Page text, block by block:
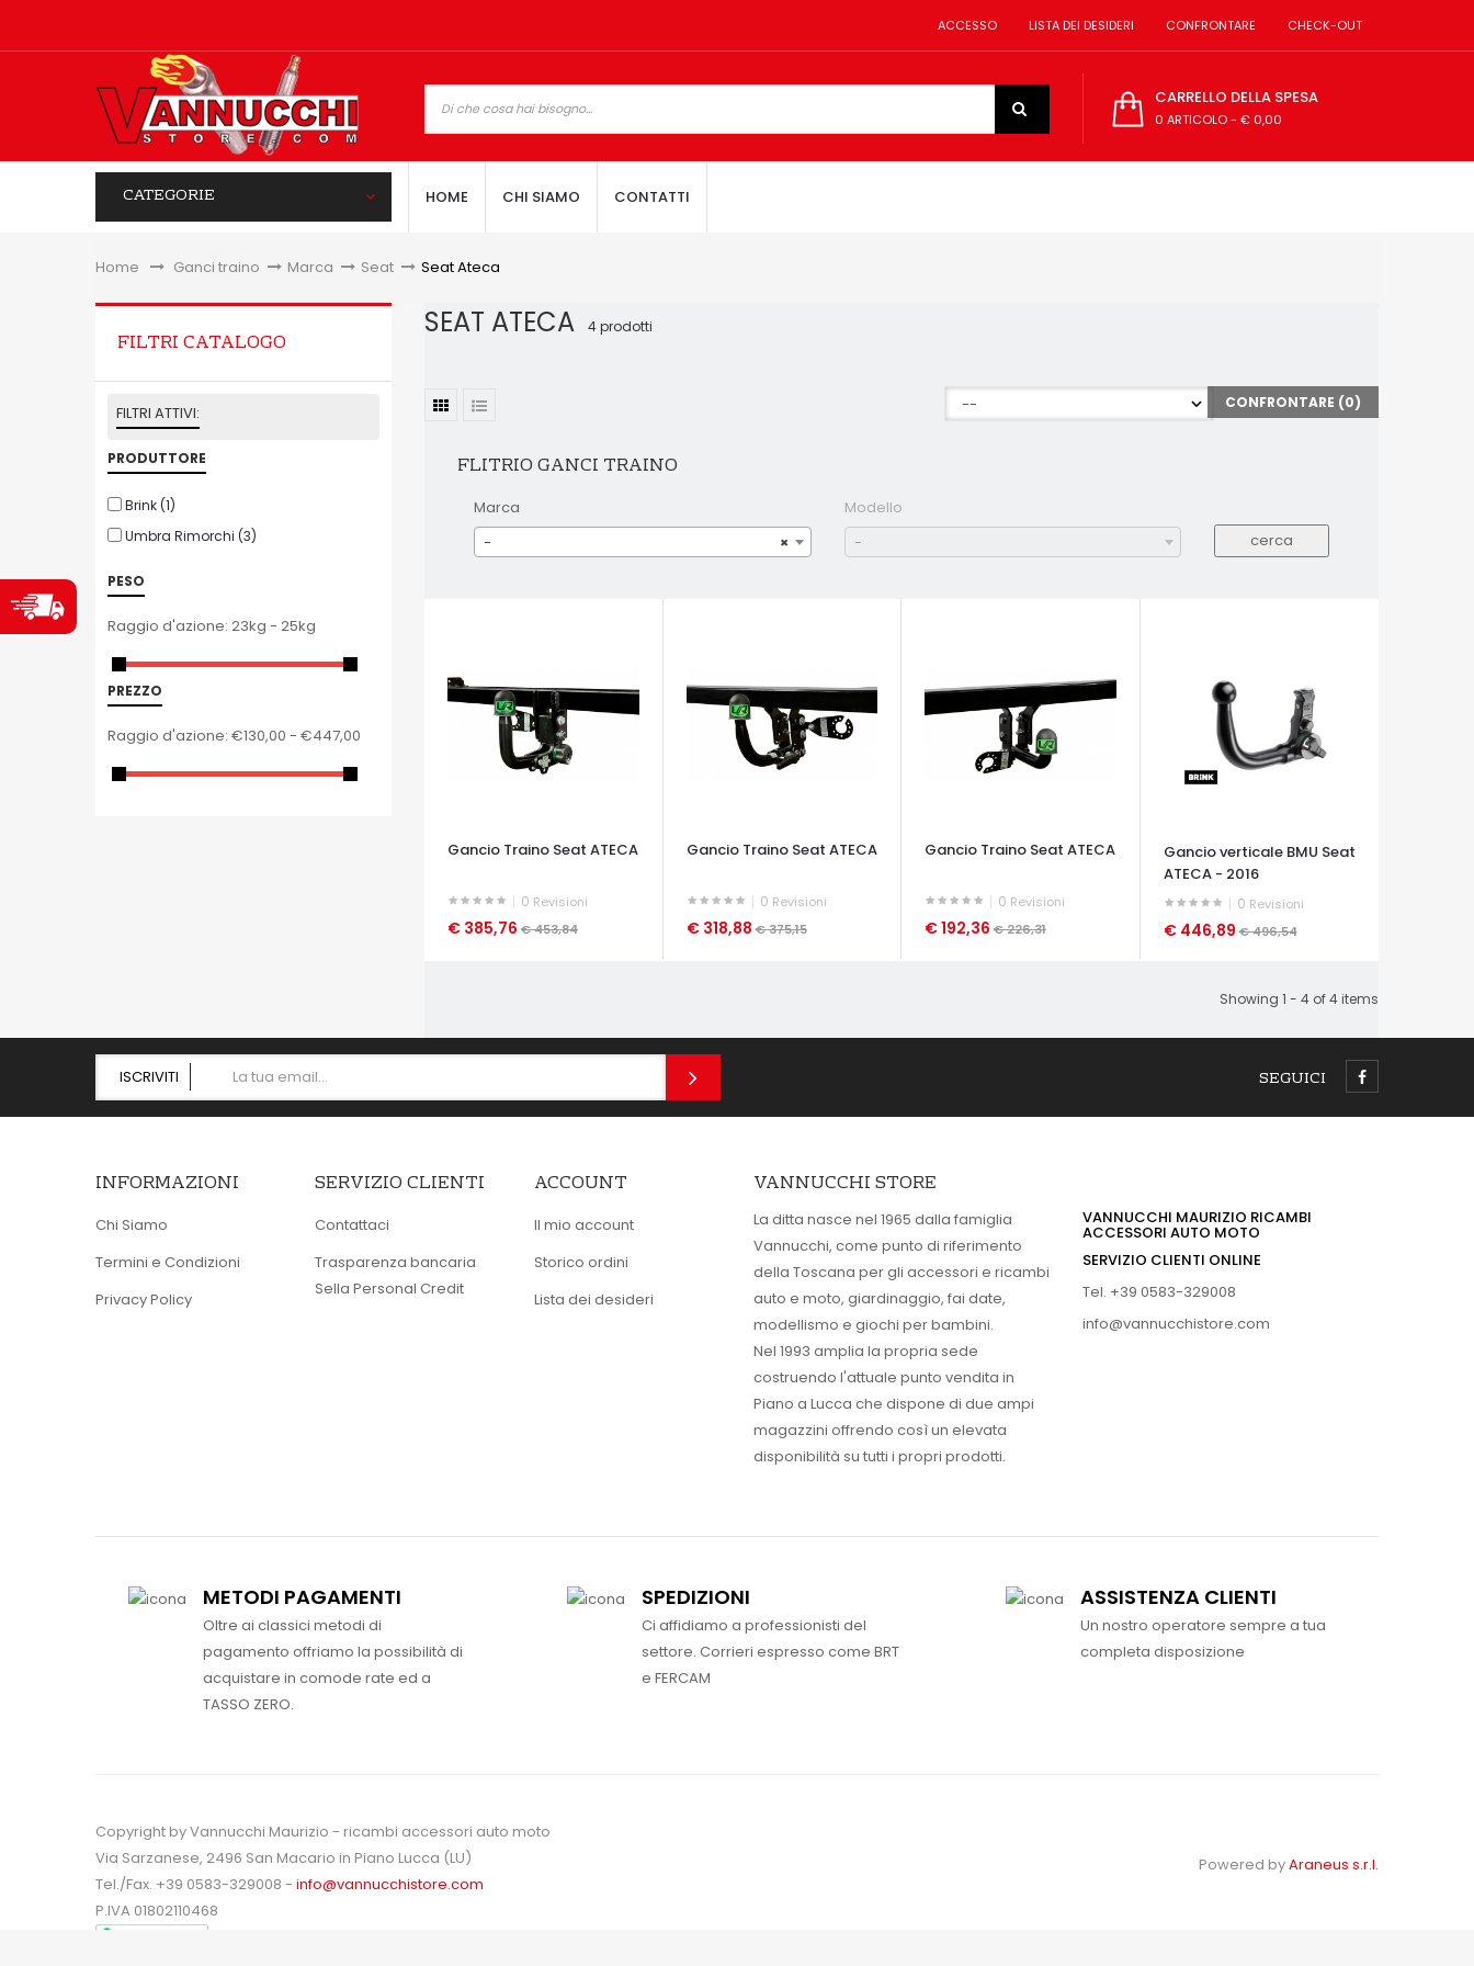
ACCESSO LISTA DEI DESIDERI CONFRONTARE CHECK-OUT
CARRELLO DELLA SPESA
0 ARTICOLO- € 0,00
CATEGORIE HOME CHI SIAMO CONTATTI
Home &gt;Ganci traino > Marca > Seat > Seat Ateca
FILTRI CATALOGO
FILTRI ATTIVI:
PRODUTTORE
Brink (1)
Umbra Rimorchi (3)
PESO
Raggio d'azione: 23kg - 25kg
PREZZO
Raggio d'azione: €130,00 - €447,00
SEAT ATECA 4 prodotti
CONFRONTARE (0)
FLITRIO GANCI TRAINO
Marca
×
-
Modello
-
Gancio Traino Seat ATECA
0 Revisioni
€ 385,76 € 453,84
Gancio Traino Seat ATECA
0 Revisioni
€ 318,88€ 375,15
Gancio Traino Seat ATECA
0 Revisioni
€ 192,36 € 226,31
Gancio verticale BMU Seat
ATECA - 2016
0 Revisioni
€ 446,89€ 496,54
Showing 1 - 4 of 4 items
ISCRIVITI SEGUICI
INFORMAZIONI
Chi Siamo
Termini e Condizioni
Privacy Policy
SERVIZIO CLIENTI
Contattaci
Trasparenza bancaria
Sella Personal Credit
ACCOUNT
Il mio account
Storico ordini
Lista dei desideri
VANNUCCHI STORE
La ditta nasce nel 1965 dalla famiglia
Vannucchi, come punto di riferimento
della Toscana per gli accessori e ricambi
auto e moto, giardinaggio, fai date,
modellismo e giochi per bambini.
Nel 1993 amplia la propria sede
costruendo l'attuale punto vendita in
Piano a Lucca che dispone di due ampi
magazzini offrendo così un elevata
disponibilità su tutti i propri prodotti.
VANNUCCHI MAURIZIO RICAMBI
ACCESSORI AUTO MOTO
SERVIZIO CLIENTI ONLINE
Tel. +39 0583-329008
info@vannucchistore.com
METODI PAGAMENTI
Oltre ai classici metodi di
pagamento offriamo la possibilità di
acquistare in comode rate ed a
TASSO ZERO.
SPEDIZIONI
Ci affidiamo a professionisti del
settore. Corrieri espresso come BRT
e FERCAM
ASSISTENZA CLIENTI
Un nostro operatore sempre a tua
completa disposizione
Copyright by Vannucchi Maurizio - ricambi accessori auto moto
Via Sarzanese, 2496 San Macario in Piano Lucca (LU)
Tel./Fax. +39 0583-329008 - info@vannucchistore.com
P.IVA 01802110468
Powered byAraneus s.r.l.